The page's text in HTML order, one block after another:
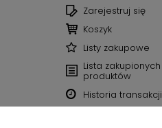
Zarejestruj się
Koszyk
Listy zakupowe
Lista zakupionych
produktów
Historia transakcji